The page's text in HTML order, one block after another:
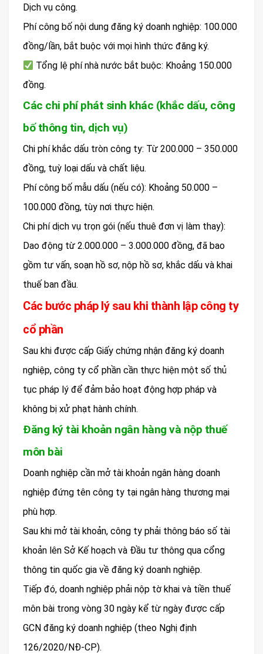
Dịch vụ công.
Phí công bố nội dung đăng ký doanh nghiệp: 100.000
đồng/lần, bắt buộc với mọi hình thức đăng ký.
Tổng lệ phí nhà nước bắt buộc: Khoảng 150.000
đồng.
Các chi phí phát sinh khác (khắc dấu, công
bố thông tin, dịch vụ)
Chi phí khắc dấu tròn công ty: Từ 200.000 – 350.000
đồng, tuỳ loại dấu và chất liệu.
Phí công bố mẫu dấu (nếu có): Khoảng 50.000 –
100.000 đồng, tùy nơi thực hiện.
Chi phí dịch vụ trọn gói (nếu thuê đơn vị làm thay):
Dao động từ 2.000.000 – 3.000.000 đồng, đã bao
gồm tư vấn, soạn hồ sơ, nộp hồ sơ, khắc dấu và khai
thuế ban đầu.
Các bước pháp lý sau khi thành lập công ty
cổ phần
Sau khi được cấp Giấy chứng nhận đăng ký doanh
nghiệp, công ty cổ phần cần thực hiện một số thủ
tục pháp lý để đảm bảo hoạt động hợp pháp và
không bị xử phạt hành chính.
Đăng ký tài khoản ngân hàng và nộp thuế
môn bài
Doanh nghiệp cần mở tài khoản ngân hàng doanh
nghiệp đứng tên công ty tại ngân hàng thương mại
phù hợp.
Sau khi mở tài khoản, công ty phải thông báo số tài
khoản lên Sở Kế hoạch và Đầu tư thông qua cổng
thông tin quốc gia về đăng ký doanh nghiệp.
Tiếp đó, doanh nghiệp phải nộp tờ khai và tiền thuế
môn bài trong vòng 30 ngày kể từ ngày được cấp
GCN đăng ký doanh nghiệp (theo Nghị định
126/2020/NĐ-CP).